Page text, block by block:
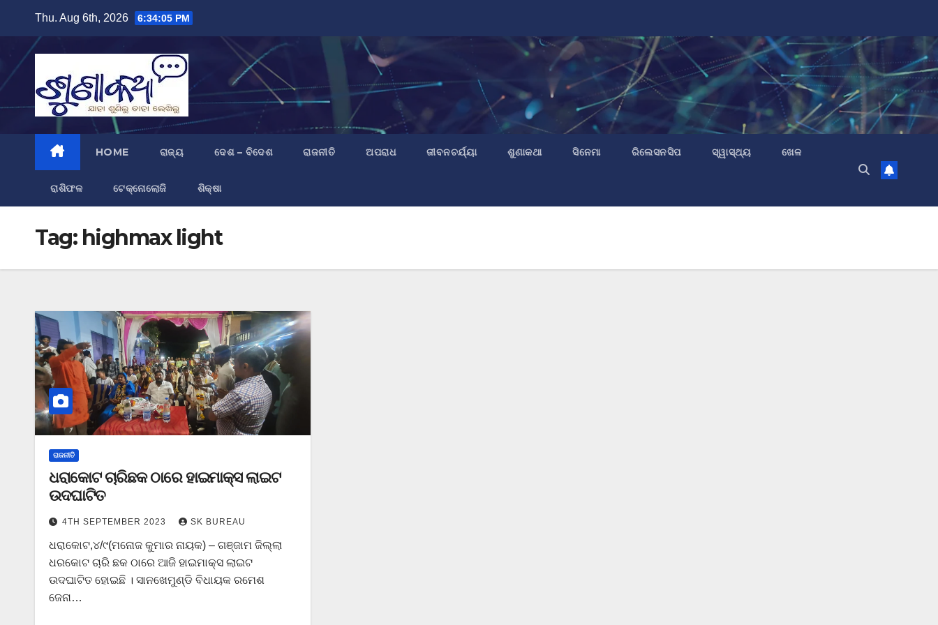
content
Thu. Aug 6th, 2026 6:34:06 PM
HOME ରାଜ୍ୟ ଦେଶ – ବିଦେଶ ରାଜନୀତି ଅପରାଧ ଜୀବନଚର୍ଯ୍ୟା ଶୁଣାକଥା ସିନେମା ରିଲେସନସିପ ସ୍ୱାସ୍ଥ୍ୟ ଖେଳ
ରାଶିଫଳ ଟେକ୍ନୋଲୋଜି ଶିକ୍ଷା
Tag: highmax light
ରାଜନୀତି
ଧରାକୋଟ ଚାରିଛକ ଠାରେ ହାଇମାକ୍ସ ଲାଇଟ
ଉଦଘାଟିତ
4TH SEPTEMBER 2023 SK BUREAU
ଧରାକୋଟ,୪/୯(ମନୋଜ କୁମାର ନାୟକ) – ଗଞ୍ଜାମ ଜିଲ୍ଲା
ଧରକୋଟ ଚାରି ଛକ ଠାରେ ଆଜି ହାଇମାକ୍ସ ଲାଇଟ
ଉଦଘାଟିତ ହୋଇଛି । ସାନଖେମୁଣ୍ଡି ବିଧାୟକ ରମେଶ
ଜେନା…